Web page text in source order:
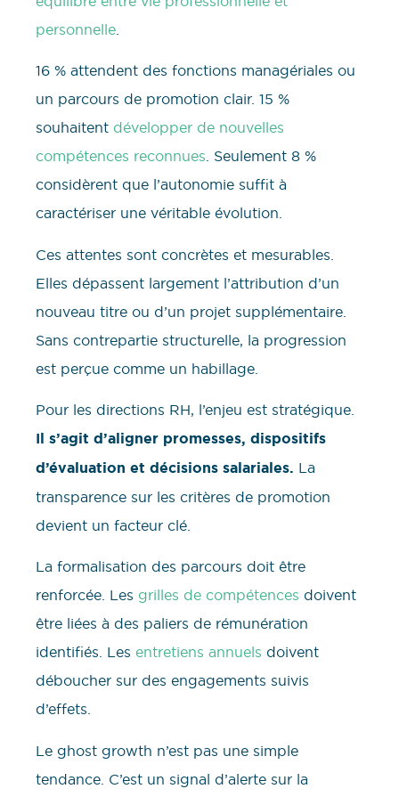
personnelle
16 % attendent des fonctions managériales ou
un parcours de promotion clair. 15 %
souhaitent développer de nouvelles
compétences reconnues. Seulement 8 %
considèrent que l’autonomie suffit à
caractériser une véritable évolution.
Ces attentes sont concrètes et mesurables.
Elles dépassent largement l’attribution d’un
nouveau titre ou d’un projet supplémentaire.
Sans contrepartie structurelle, la progression
est perçue comme un habillage.
Pour les directions RH, l’enjeu est stratégique.
Il s’agit d’aligner promesses, dispositifs
d’évaluation et décisions salariales. La
transparence sur les critères de promotion
devient un facteur clé.
La formalisation des parcours doit être
renforcée. Les grilles de compétences doivent
être liées à des paliers de rémunération
identifiés. Les entretiens annuels doivent
déboucher sur des engagements suivis
d’effets.
Le ghost growth n’est pas une simple
tendance. C’est un signal d’alerte sur la